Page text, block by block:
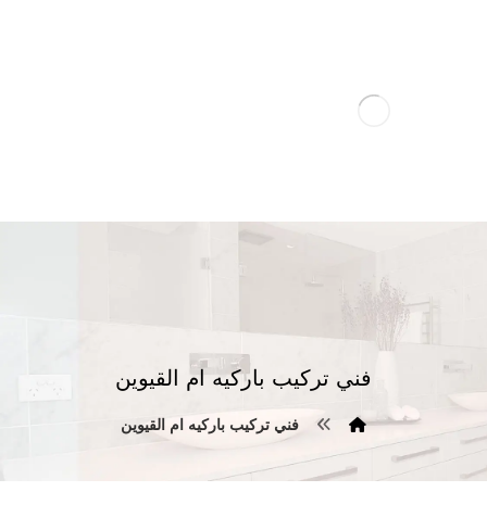
فني تركيب باركيه ام القيوين
فني تركيب باركيه ام القيوين